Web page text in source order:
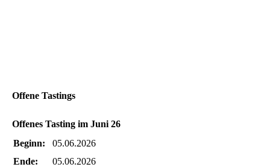
Offene Tastings
Offenes Tasting im Juni 26
Beginn:
05.06.2026
Ende:
05.06.2026